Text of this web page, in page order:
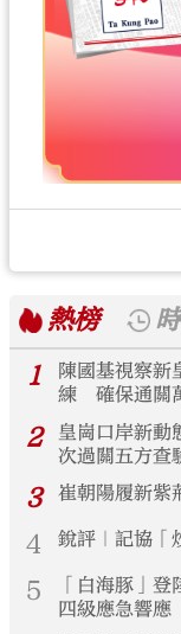
熱榜
1
陳國基視察新
練 確保通關
2
皇崗口岸新
次過關五方查
3 崔朝陽履新紫
4 銳評｜記協「
5
「白海豚」
四級應急響應